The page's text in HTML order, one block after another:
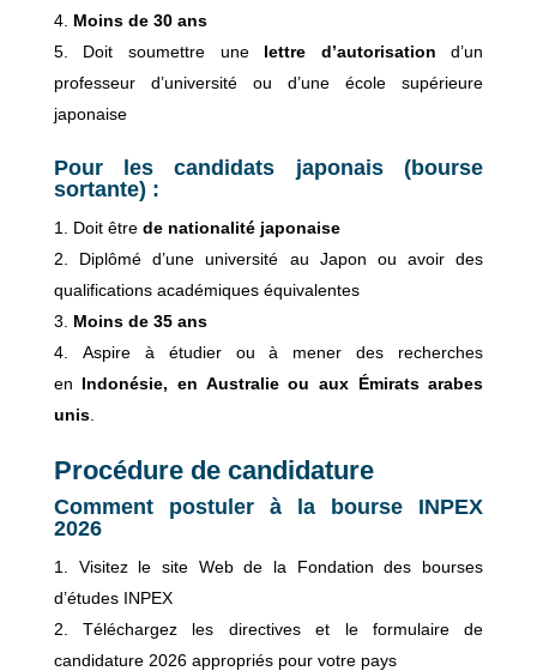
Moins de 30 ans
Doit soumettre une lettre d’autorisation d’un
professeur d’université ou d’une école supérieure
japonaise
Pour les candidats japonais (bourse
sortante) :
Doit être de nationalité japonaise
Diplômé d’une université au Japon ou avoir des
qualifications académiques équivalentes
Moins de 35 ans
Aspire à étudier ou à mener des recherches
en Indonésie, en Australie ou aux Émirats arabes
unis.
Procédure de candidature
Comment postuler à la bourse INPEX
2026
Visitez le site Web de la Fondation des bourses
d’études INPEX
Téléchargez les directives et le formulaire de
candidature 2026 appropriés pour votre pays